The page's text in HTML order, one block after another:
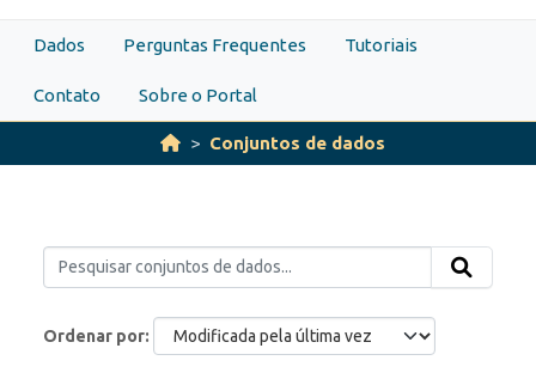
Dados Perguntas Frequentes Tutoriais
Contato Sobre o Portal
Conjuntos de dados
Ordenar por